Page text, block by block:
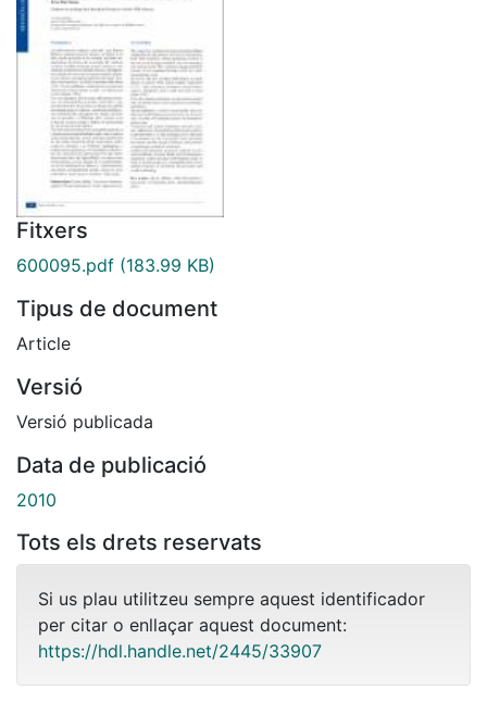
Fitxers
600095.pdf (183.99 KB)
Tipus de document
Article
Versió
Versió publicada
Data de publicació
2010
Tots els drets reservats
Si us plau utilitzeu sempre aquest identificador
per citar o enllaçar aquest document:
https://hdl.handle.net/2445/33907